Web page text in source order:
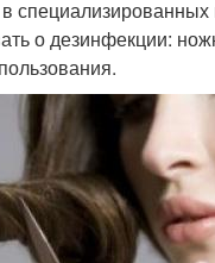
о дезинфекции: